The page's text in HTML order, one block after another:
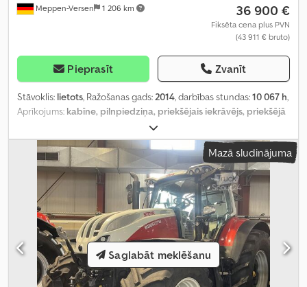
Meppen-Versen 1 206 km 36 900 €
Fiksēta cena plus PVN
(43 911 € bruto)
Pieprasīt Zvanīt
Stāvoklis: lietots, Ražošanas gads: 2014, darbības stundas:10 067 h,
Aprīkojums: kabīne, pilnpiedziņa, priekšējais iekrāvējs, priekšējā
Mazā sludinājuma
Saglabāt meklēšanu